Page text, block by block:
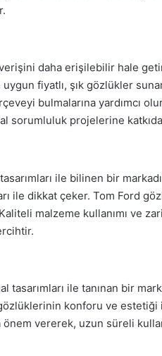
daha erişilebilir hale
fiyatlı, şık gözlükler
bulmalarına yardımcı
sorumluluk projelerine
ile bilinen bir
ile dikkat çeker. Tom Ford
malzeme kullanımı ve
tasarımları ile tanınan bir
konforu ve estetiği
önem vererek, uzun süreli